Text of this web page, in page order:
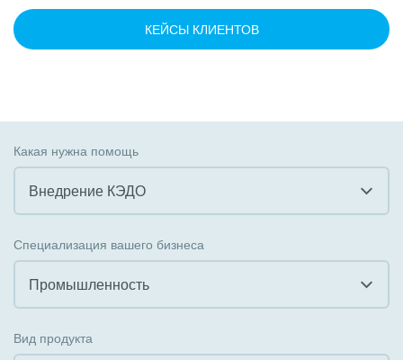
КЕЙСЫ КЛИЕНТОВ
Какая нужна помощь
Внедрение КЭДО
Внедрение КЭДО
Интеграция с 1С
Специализация вашего бизнеса
Промышленность
Вид продукта